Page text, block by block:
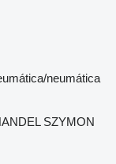
neumática
SZYMON